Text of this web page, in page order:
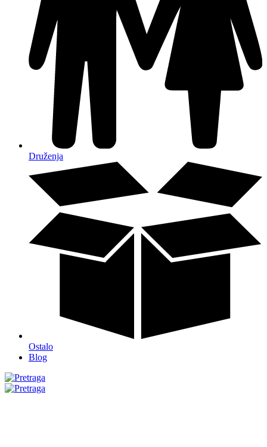
Druženja
Ostalo
Blog